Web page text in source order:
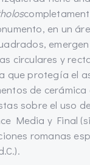
en un
circulares y
que protegía el
de
sobre el uso
Media y Final
romanas